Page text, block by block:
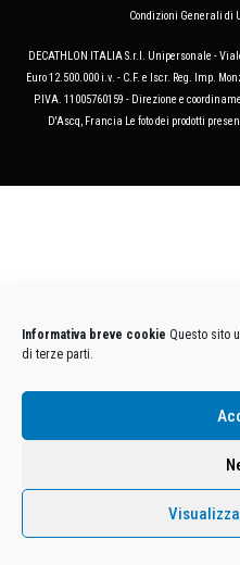
Informativa breve cookie Questo sito
di terze parti.
Condizioni Generali di
DECATHLON ITALIA S.r.l. Unipersonale -
Euro 12.500.000 i.v. - C.F. e Iscr. Reg. Imp.
P.IVA. 11005760159 - Direzione e
D'Ascq, Francia Le foto dei prodotti